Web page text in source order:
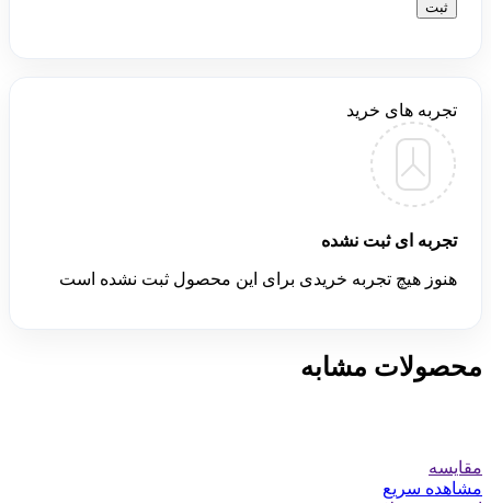
تجربه های خرید
تجربه ای ثبت نشده
هنوز هیچ تجربه خریدی برای این محصول ثبت نشده است
محصولات مشابه
مقایسه
مشاهده سریع